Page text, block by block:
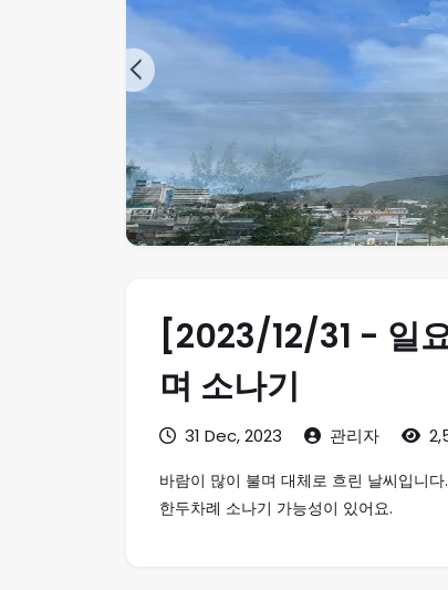
[2023/12/31 - 일
며 소나기
31 Dec, 2023 관리자
바람이 많이 불며 대체로 흐린 날씨입니다.
한두차례 소나기 가능성이 있어요.